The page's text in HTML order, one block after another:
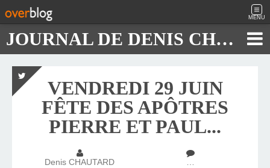
MENU
JOURNAL DE DENIS CHAUTARD
VENDREDI 29 JUIN
FÊTE DES APÔTRES
PIERRE ET PAUL...
Denis CHAUTARD …